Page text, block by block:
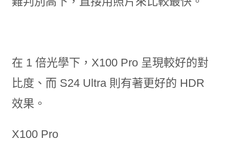
在 1 倍光學下，X100 Pro 呈現較好的對
比度、而 S24 Ultra 則有著更好的 HDR
效果。
X100 Pro